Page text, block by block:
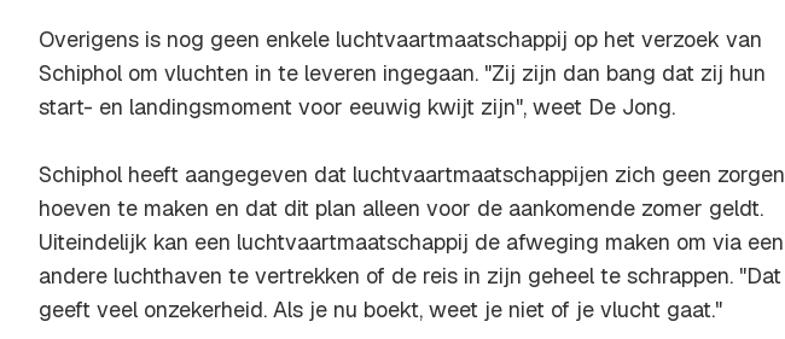
Overigens is nog geen enkele luchtvaartmaatschappij op het verzoek van
Schiphol om vluchten in te leveren ingegaan. "Zij zijn dan bang dat zij hun
start- en landingsmoment voor eeuwig kwijt zijn", weet De Jong.
Schiphol heeft aangegeven dat luchtvaartmaatschappijen zich geen zorgen
hoeven te maken en dat dit plan alleen voor de aankomende zomer geldt.
Uiteindelijk kan een luchtvaartmaatschappij de afweging maken om via een
andere luchthaven te vertrekken of de reis in zijn geheel te schrappen. "Dat
geeft veel onzekerheid. Als je nu boekt, weet je niet of je vlucht gaat."